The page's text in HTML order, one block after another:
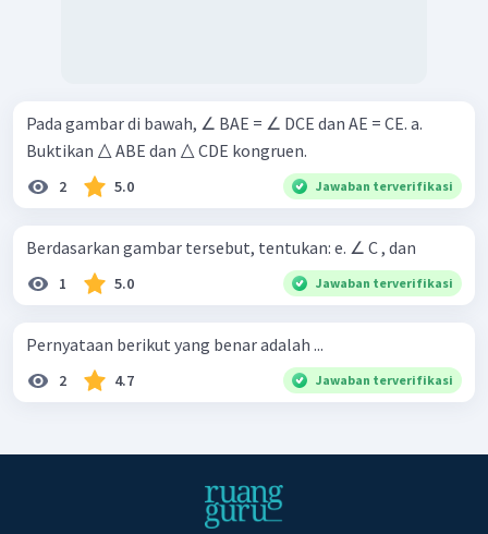
Pada gambar di bawah, ∠ BAE = ∠ DCE dan AE = CE. a.
Buktikan △ ABE dan △ CDE kongruen.
2 5.0 Jawaban terverifikasi
Berdasarkan gambar tersebut, tentukan: e. ∠ C , dan
1 5.0 Jawaban terverifikasi
Pernyataan berikut yang benar adalah ...
2 4.7 Jawaban terverifikasi